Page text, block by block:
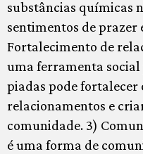
substâncias químicas
sentimentos de prazer
Fortalecimento de
uma ferramenta
piadas pode fortalecer
relacionamentos e
comunidade. 3)
é uma forma de